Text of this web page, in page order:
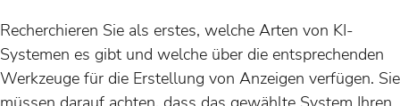
Recherchieren Sie als erstes, welche Arten von KI-
Systemen es gibt und welche über die entsprechenden
Werkzeuge für die Erstellung von Anzeigen verfügen. Sie